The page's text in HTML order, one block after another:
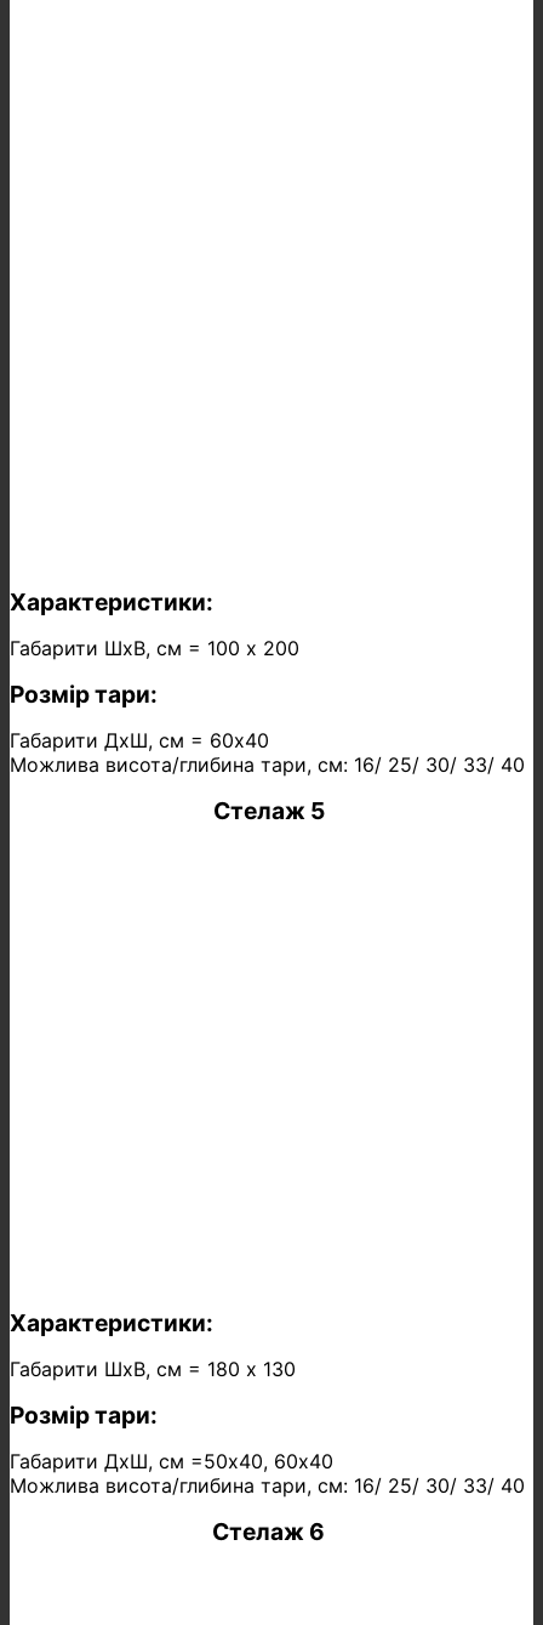
Характеристики:
Габарити ШхВ, см = 100 х 200
Розмір тари:
Габарити ДхШ, см = 60х40
Можлива висота/глибина тари, см: 16/ 25/ 30/ 33/ 40
Стелаж 5
Характеристики:
Габарити ШхВ, см = 180 х 130
Розмір тари:
Габарити ДхШ, см =50х40, 60х40
Можлива висота/глибина тари, см: 16/ 25/ 30/ 33/ 40
Стелаж 6